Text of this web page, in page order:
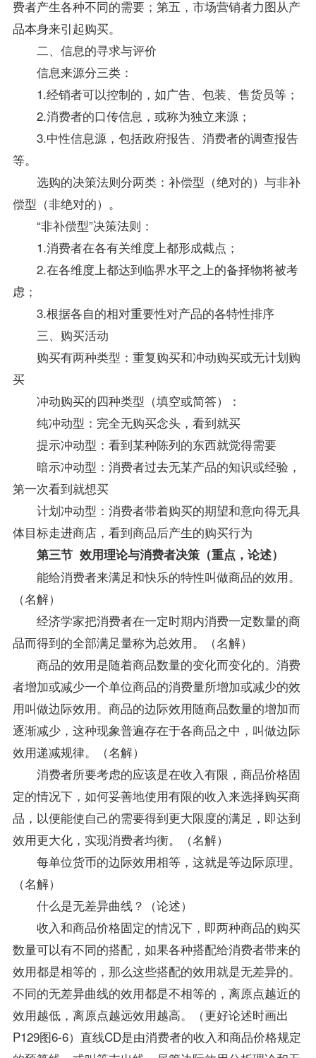
费者产生各种不同的需要；第五，市场营销者力图从产
品本身来引起购买。
二、信息的寻求与评价
信息来源分三类：
1.经销者可以控制的，如广告、包装、售货员等；
2.消费者的口传信息，或称为独立来源；
3.中性信息源，包括政府报告、消费者的调查报告
等。
选购的决策法则分两类：补偿型（绝对的）与非补
偿型（非绝对的）。
“非补偿型”决策法则：
1.消费者在各有关维度上都形成截点；
2.在各维度上都达到临界水平之上的备择物将被考
虑；
3.根据各自的相对重要性对产品的各特性排序
三、购买活动
购买有两种类型：重复购买和冲动购买或无计划购
买
冲动购买的四种类型（填空或简答）：
纯冲动型：完全无购买念头，看到就买
提示冲动型：看到某种陈列的东西就觉得需要
暗示冲动型：消费者过去无某产品的知识或经验，
第一次看到就想买
计划冲动型：消费者带着购买的期望和意向得无具
体目标走进商店，看到商品后产生的购买行为
第三节 效用理论与消费者决策（重点，论述）
能给消费者来满足和快乐的特性叫做商品的效用。
（名解）
经济学家把消费者在一定时期内消费一定数量的商
品而得到的全部满足量称为总效用。（名解）
商品的效用是随着商品数量的变化而变化的。消费
者增加或减少一个单位商品的消费量所增加或减少的效
用叫做边际效用。商品的边际效用随商品数量的增加而
逐渐减少，这种现象普遍存在于各商品之中，叫做边际
效用递减规律。（名解）
消费者所要考虑的应该是在收入有限，商品价格固
定的情况下，如何妥善地使用有限的收入来选择购买商
品，以便能使自己的需要得到更大限度的满足，即达到
效用更大化，实现消费者均衡。（名解）
每单位货币的边际效用相等，这就是等边际原理。
（名解）
什么是无差异曲线？（论述）
收入和商品价格固定的情况下，即两种商品的购买
数量可以有不同的搭配，如果各种搭配给消费者带来的
效用都是相等的，那么这些搭配的效用就是无差异的。
不同的无差异曲线的效用都是不相等的，离原点越近的
效用越低，离原点越远效用越高。（更好论述时画出
P129图6-6）直线CD是由消费者的收入和商品价格规定